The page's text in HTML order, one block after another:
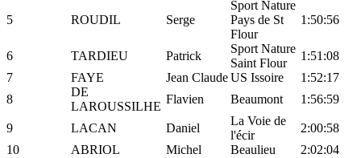
5 ROUDIL Serge
Sport Nature
Pays de St
Flour
1:50:56
6 TARDIEU Patrick
Sport Nature
Saint Flour
1:51:08
7
FAYE Jean ClaudeUS Issoire
1:52:17
8
DE
LAROUSSILHE
Flavien Beaumont 1:56:59
9 LACAN Daniel
La Voie de
l'écir
2:00:58
10
ABRIOL Michel Beaulieu
2:02:04